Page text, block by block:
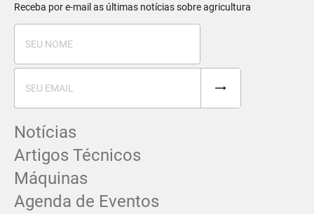
Receba por e-mail as últimas notícias sobre agricultura
Notícias
Artigos Técnicos
Máquinas
Agenda de Eventos